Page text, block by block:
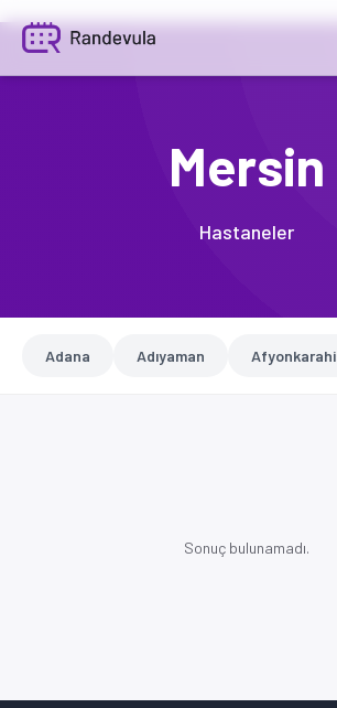
Mersin
Hastaneler
Adana Adıyaman
Sonuç bulunamadı.